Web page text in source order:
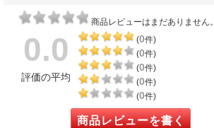
商品レビューはまだありません。
0.0
評価の平均
(0件)
(0件)
(0件)
(0件)
(0件)
商品レビューを書く